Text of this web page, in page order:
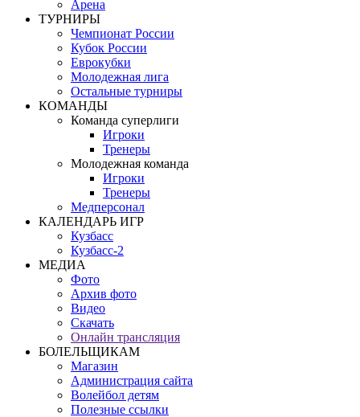
Арена
ТУРНИРЫ
Чемпионат России
Кубок России
Еврокубки
Молодежная лига
Остальные турниры
КОМАНДЫ
Команда суперлиги
Игроки
Тренеры
Молодежная команда
Игроки
Тренеры
Медперсонал
КАЛЕНДАРЬ ИГР
Кузбасс
Кузбасс-2
МЕДИА
Фото
Архив фото
Видео
Скачать
Онлайн трансляция
БОЛЕЛЬЩИКАМ
Магазин
Администрация сайта
Волейбол детям
Полезные ссылки